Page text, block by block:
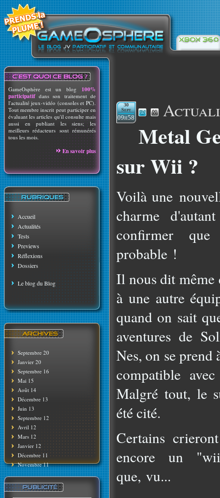
GameOsphère est un blog 100%
participatif dans son traitement de
l'actualité jeux-vidéo (consoles et PC).
Tout membre inscrit peut participer en
évaluant les articles qu'il consulte mais
aussi en publiant les siens; les
meilleurs rédacteurs sont rémunérés
tous les mois.
En savoir plus
Accueil
Actualités
Tests
Previews
Réflexions
Dossiers
Le blog du Blog
Septembre 20
Janvier 20
Septembre 16
Mai 15
Août 14
Décembre 13
Juin 13
Septembre 12
Avril 12
Mars 12
Janvier 12
Décembre 11
Novembre 11
30
Sept
09h58
Metal
sur Wii ?
Voilà une
charme
confirmer
probable !
Il nous dit
à une autre
quand on sait
aventures de
Nes, on se
compatible
Malgré tout, le
été cité.
Certains
encore un
que, vu...